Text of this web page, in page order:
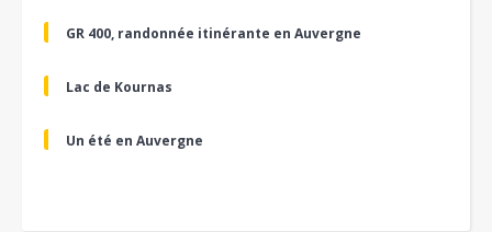
GR 400, randonnée itinérante en Auvergne
Lac de Kournas
Un été en Auvergne